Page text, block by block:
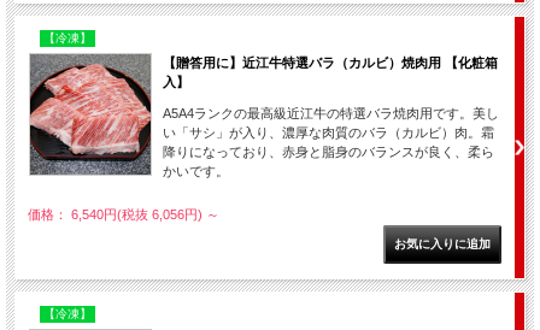
【冷凍】
【贈答用に】近江牛特選バラ（カルビ）焼肉用 【化粧箱
入】
A5A4ランクの最高級近江牛の特選バラ焼肉用です。美し
い「サシ」が入り、濃厚な肉質のバラ（カルビ）肉。霜
降りになっており、赤身と脂身のバランスが良く、柔ら
かいです。
価格： 6,540円(税抜 6,056円) ～
【冷凍】